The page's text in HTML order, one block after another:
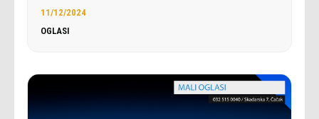
11/12/2024
OGLASI